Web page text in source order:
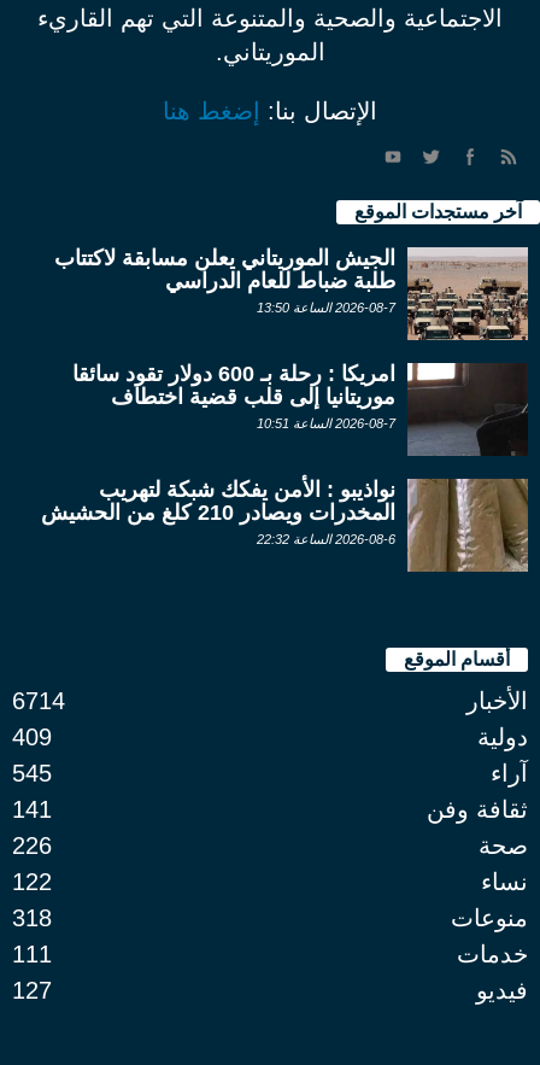
الاجتماعية والصحية والمتنوعة التي تهم القاريء
الموريتاني.
الإتصال بنا: إضغط هنا
آخر مستجدات الموقع
الجيش الموريتاني يعلن مسابقة لاكتتاب
طلبة ضباط للعام الدراسي
2026-08-7 الساعة 13:50
امريكا : رحلة بـ 600 دولار تقود سائقا
موريتانيا إلى قلب قضية اختطاف
2026-08-7 الساعة 10:51
نواذيبو : الأمن يفكك شبكة لتهريب
المخدرات ويصادر 210 كلغ من الحشيش
2026-08-6 الساعة 22:32
أقسام الموقع
الأخبار
6714
دولية
409
آراء
545
ثقافة وفن
141
صحة
226
نساء
122
منوعات
318
خدمات
111
فيديو
127